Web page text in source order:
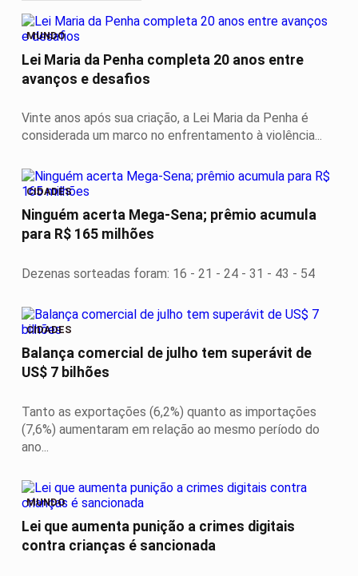
MUNDO
Lei Maria da Penha completa 20 anos entre
avanços e desafios
Vinte anos após sua criação, a Lei Maria da Penha é
considerada um marco no enfrentamento à violência...
CIDADES
Ninguém acerta Mega-Sena; prêmio acumula
para R$ 165 milhões
Dezenas sorteadas foram: 16 - 21 - 24 - 31 - 43 - 54
CIDADES
Balança comercial de julho tem superávit de
US$ 7 bilhões
Tanto as exportações (6,2%) quanto as importações
(7,6%) aumentaram em relação ao mesmo período do
ano...
MUNDO
Lei que aumenta punição a crimes digitais
contra crianças é sancionada